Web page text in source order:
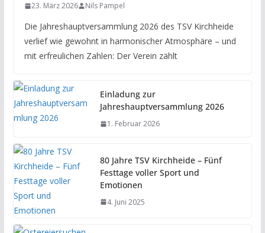
23. März 2026 Nils Pampel
Die Jahreshauptversammlung 2026 des TSV Kirchheide
verlief wie gewohnt in harmonischer Atmosphäre – und
mit erfreulichen Zahlen: Der Verein zählt
Einladung zur
Jahreshauptversammlung 2026
1. Februar 2026
80 Jahre TSV Kirchheide – Fünf
Festtage voller Sport und
Emotionen
4. Juni 2025